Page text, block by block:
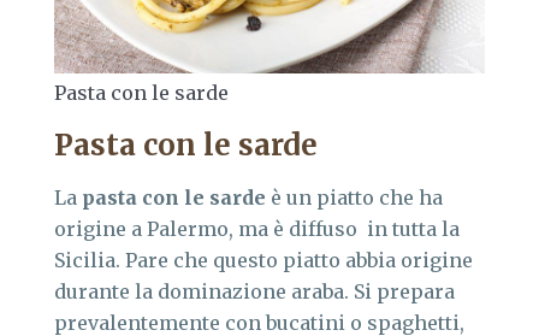
Pasta con le sarde
Pasta con le sarde
La pasta con le sarde è un piatto che ha
origine a Palermo, ma è diffuso in tutta la
Sicilia. Pare che questo piatto abbia origine
durante la dominazione araba. Si prepara
prevalentemente con bucatini o spaghetti,